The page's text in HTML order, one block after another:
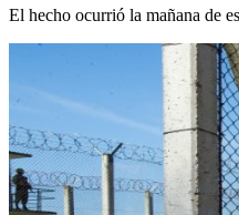
El hecho ocurrió la mañana de